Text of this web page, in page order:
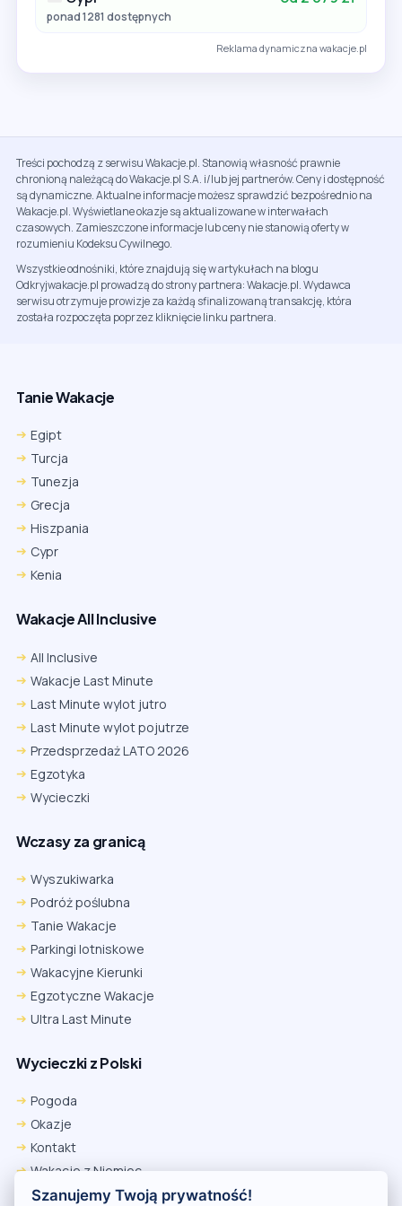
ponad 1281 dostępnych
Reklama dynamiczna wakacje.pl
Treści pochodzą z serwisu Wakacje.pl. Stanowią własność prawnie
chronioną należącą do Wakacje.pl S.A. i/lub jej partnerów. Ceny i dostępność
są dynamiczne. Aktualne informacje możesz sprawdzić bezpośrednio na
Wakacje.pl. Wyświetlane okazje są aktualizowane w interwałach
czasowych. Zamieszczone informacje lub ceny nie stanowią oferty w
rozumieniu Kodeksu Cywilnego.
Wszystkie odnośniki, które znajdują się w artykułach na blogu
Odkryjwakacje.pl prowadzą do strony partnera: Wakacje.pl. Wydawca
serwisu otrzymuje prowizje za każdą sfinalizowaną transakcję, która
została rozpoczęta poprzez kliknięcie linku partnera.
Tanie Wakacje
Egipt
Turcja
Tunezja
Grecja
Hiszpania
Cypr
Kenia
Wakacje All Inclusive
All Inclusive
Wakacje Last Minute
Last Minute wylot jutro
Last Minute wylot pojutrze
Przedsprzedaż LATO 2026
Egzotyka
Wycieczki
Wczasy za granicą
Wyszukiwarka
Podróż poślubna
Tanie Wakacje
Parkingi lotniskowe
Wakacyjne Kierunki
Egzotyczne Wakacje
Ultra Last Minute
Wycieczki z Polski
Pogoda
Okazje
Kontakt
Wakacje z Niemiec
Polityka Prywatności
Firefox
Ustawienia → Prywatność i bezpieczeństwo → Pliki cookie innych
firm → ustaw „Zezwalaj”.
Na czas rezerwacji nie blokuj cookies i śledzenia dla tej witryny.
Szanujemy Twoją prywatność!